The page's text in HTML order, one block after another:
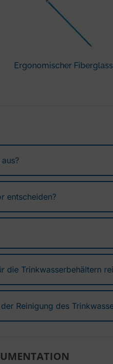
Ergonomischer
entscheiden?
Trinkwasserbehältern
Reinigung des